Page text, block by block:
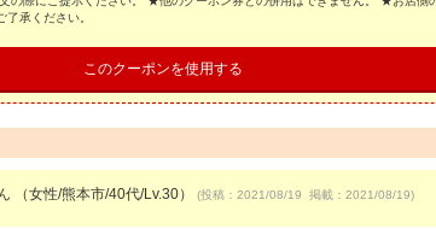
承ください。
このクーポンを使用する
（女性/熊本市/40代/Lv.30） (投稿：2021/08/19 掲載：2021/08/19)